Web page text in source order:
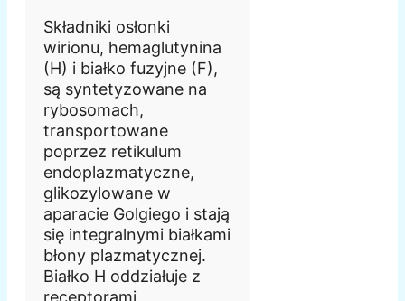
Składniki osłonki
wirionu, hemaglutynina
(H) i białko fuzyjne (F),
są syntetyzowane na
rybosomach,
transportowane
poprzez retikulum
endoplazmatyczne,
glikozylowane w
aparacie Golgiego i stają
się integralnymi białkami
błony plazmatycznej.
Białko H oddziałuje z
receptorami